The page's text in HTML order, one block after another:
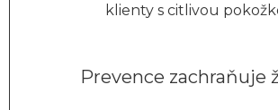
klienty s citlivou
Prevence zachraňuje